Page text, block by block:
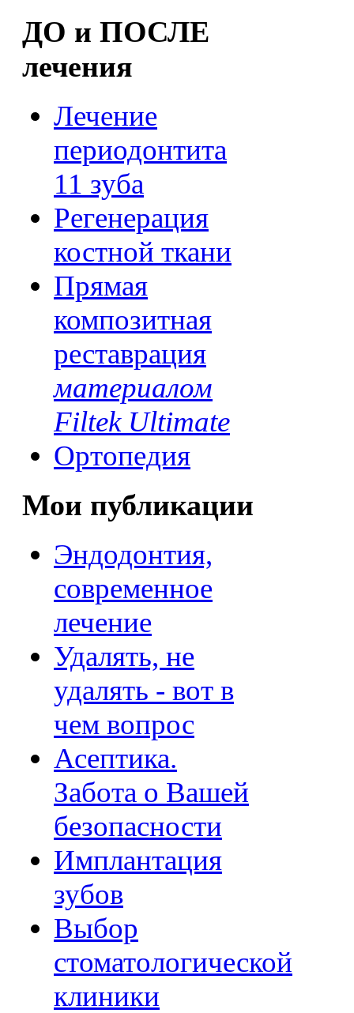
ДО и ПОСЛЕ
лечения
Лечение
периодонтита
11 зуба
Регенерация
костной ткани
Прямая
композитная
реставрация
материалом
Filtek Ultimate
Ортопедия
Мои публикации
Эндодонтия,
современное
лечение
Удалять, не
удалять - вот в
чем вопрос
Асептика.
Забота о Вашей
безопасности
Имплантация
зубов
Выбор
стоматологической
клиники